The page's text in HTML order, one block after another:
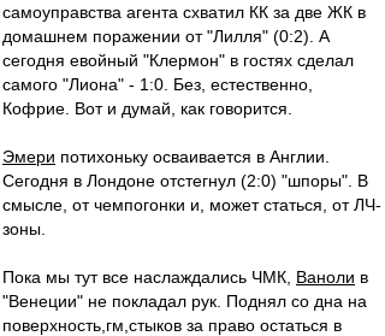
самоуправства агента схватил КК за две ЖК в
домашнем поражении от "Лилля" (0:2). А
сегодня евойный "Клермон" в гостях сделал
самого "Лиона" - 1:0. Без, естественно,
Кофрие. Вот и думай, как говорится.
Эмери потихоньку осваивается в Англии.
Сегодня в Лондоне отстегнул (2:0) "шпоры". В
смысле, от чемпогонки и, может статься, от ЛЧ-
зоны.
Пока мы тут все наслаждались ЧМК, Ваноли в
"Венеции" не покладал рук. Поднял со дна на
поверхность,гм,стыков за право остаться в